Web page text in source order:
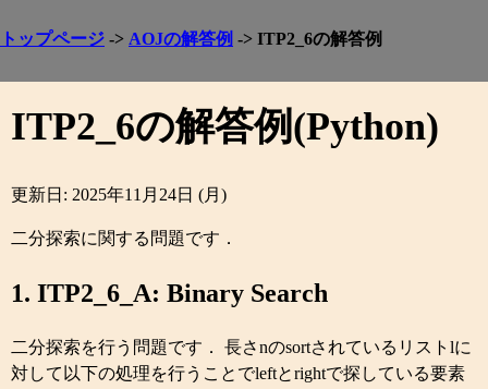
トップページ -> AOJの解答例 -> ITP2_6の解答例
ITP2_6の解答例(Python)
更新日: 2025年11月24日 (月)
二分探索に関する問題です．
1. ITP2_6_A: Binary Search
二分探索を行う問題です． 長さnのsortされているリストlに
対して以下の処理を行うことでleftとrightで探している要素